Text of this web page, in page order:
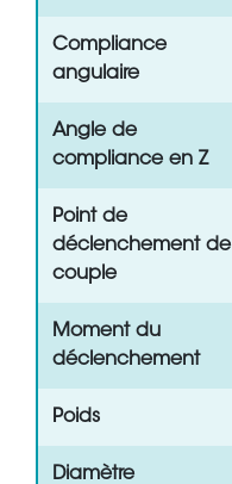
Compliance
angulaire
Angle de
compliance en Z
Point de
déclenchement de
couple
Moment du
déclenchement
Poids
Diamètre